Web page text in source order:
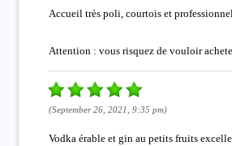
Accueil très poli, courtois et
Attention : vous risquez de vouloir
(September 26, 2021, 9:35 pm)
Vodka érable et gin au petits fruits